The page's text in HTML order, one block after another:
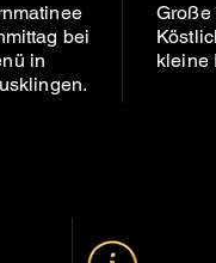
bei
in
Große
kleine